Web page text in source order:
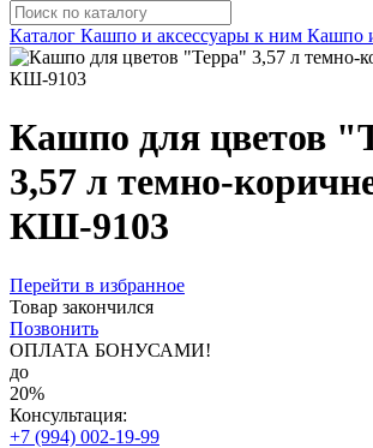
Каталог Кашпо и аксессуары к ним Кашпо
Кашпо для цветов
3,57 л темно-
КШ-9103
Перейти в избранное
Товар закончился
Позвонить
ОПЛАТА БОНУСАМИ!
до
20%
Консультация:
+7 (994) 002-19-99